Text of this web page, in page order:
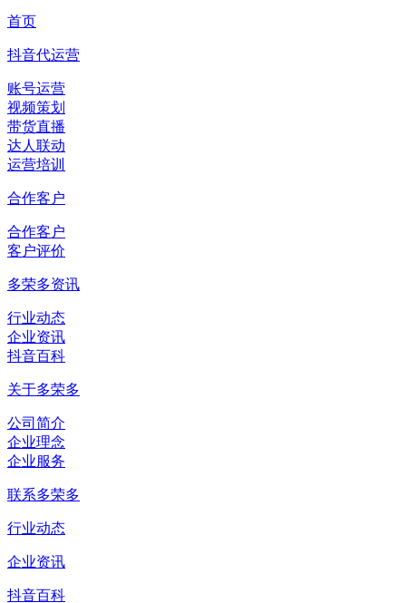
首页
抖音代运营
账号运营
视频策划
带货直播
达人联动
运营培训
合作客户
合作客户
客户评价
多荣多资讯
行业动态
企业资讯
抖音百科
关于多荣多
公司简介
企业理念
企业服务
联系多荣多
行业动态
企业资讯
抖音百科